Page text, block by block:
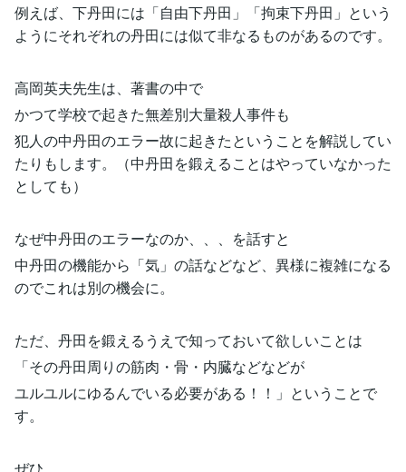
例えば、下丹田には「自由下丹田」「拘束下丹田」という
ようにそれぞれの丹田には似て非なるものがあるのです。
高岡英夫先生は、著書の中で
かつて学校で起きた無差別大量殺人事件も
犯人の中丹田のエラー故に起きたということを解説してい
たりもします。（中丹田を鍛えることはやっていなかった
としても）
なぜ中丹田のエラーなのか、、、を話すと
中丹田の機能から「気」の話などなど、異様に複雑になる
のでこれは別の機会に。
ただ、丹田を鍛えるうえで知っておいて欲しいことは
「その丹田周りの筋肉・骨・内臓などなどが
ユルユルにゆるんでいる必要がある！！」ということで
す。
ぜひ、